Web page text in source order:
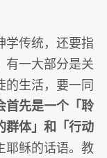
学传统，还要指
有一大部分是关
的生活，要一同
首先是一个「聆
群体」和「行动
耶稣的话语。教